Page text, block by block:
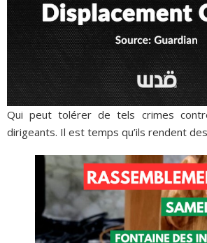
Qui peut tolérer de tels crimes
dirigeants. Il est temps qu’ils rendent